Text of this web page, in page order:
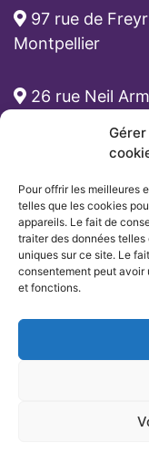
Pour offrir les meilleures
telles que les cookies
appareils. Le fait de
traiter des données
uniques sur ce site. Le
consentement peut
et fonctions.
97 rue de
Montpellier
26 rue Neil
cabinet-
05 33 89 39